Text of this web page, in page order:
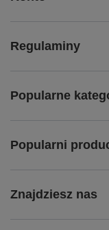
Regulaminy
Popularne
Popularni
Znajdziesz nas